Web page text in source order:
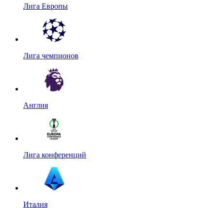
Лига Европы
Лига чемпионов
Англия
Лига конференций
Италия